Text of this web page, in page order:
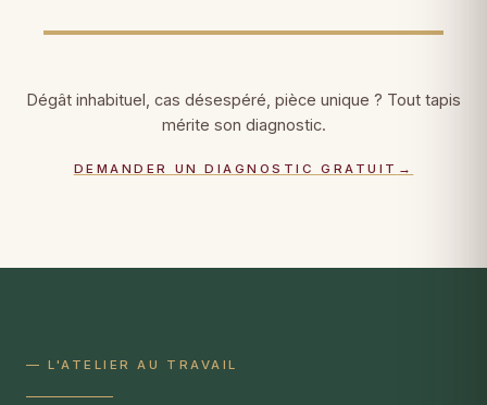
Dégât inhabituel, cas désespéré, pièce unique ? Tout tapis
mérite son diagnostic.
DEMANDER UN DIAGNOSTIC GRATUIT →
— L'ATELIER AU TRAVAIL